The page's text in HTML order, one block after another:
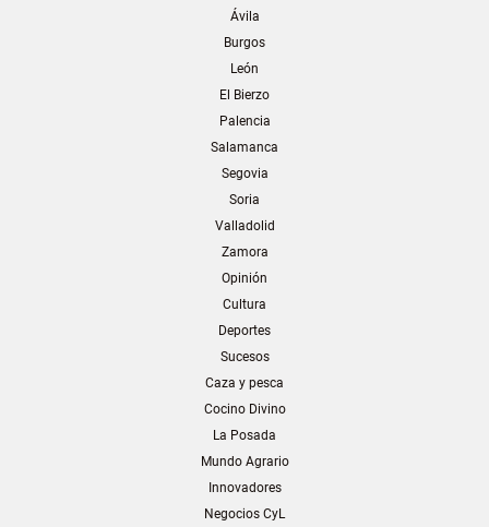
Ávila
Burgos
León
El Bierzo
Palencia
Salamanca
Segovia
Soria
Valladolid
Zamora
Opinión
Cultura
Deportes
Sucesos
Caza y pesca
Cocino Divino
La Posada
Mundo Agrario
Innovadores
Negocios CyL